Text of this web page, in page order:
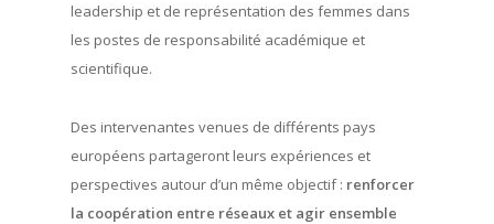
leadership et de représentation des femmes dans
les postes de responsabilité académique et
scientifique.
Des intervenantes venues de différents pays
européens partageront leurs expériences et
perspectives autour d’un même objectif : renforcer
la coopération entre réseaux et agir ensemble